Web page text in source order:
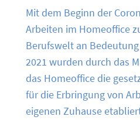
Mit dem Beginn der
Arbeiten im Homeoffice
Berufswelt an
2021 wurden durch das
das Homeoffice die
für die Erbringung von
eigenen Zuhause